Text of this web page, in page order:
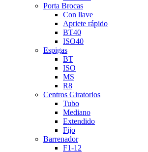
Porta Brocas
Con llave
Apriete rápido
BT40
ISO40
Espigas
BT
ISO
MS
R8
Centros Giratorios
Tubo
Mediano
Extendido
Fijo
Barrenador
F1-12